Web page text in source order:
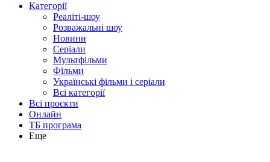
Категорії
Реаліті-шоу
Розважальні шоу
Новини
Серіали
Мультфільми
Фільми
Українські фільми і серіали
Всі категорії
Всі проєкти
Онлайн
ТБ програма
Еще